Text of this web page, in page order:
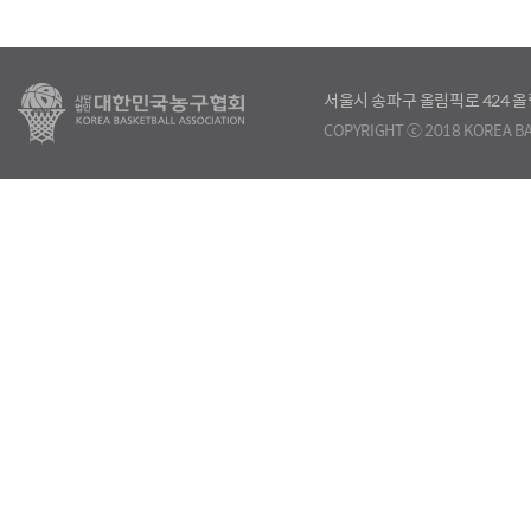
서울시 송파구 올림픽로 424
COPYRIGHT ⓒ 2018 KOREA